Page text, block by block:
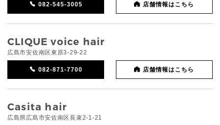
082-545-3005 店舗情報はこちら
CLIQUE voice hair
広島市安佐南区東原3-29-22
082-871-7700 店舗情報はこちら
Casita hair
広島県広島市安佐南区長束2-1-21